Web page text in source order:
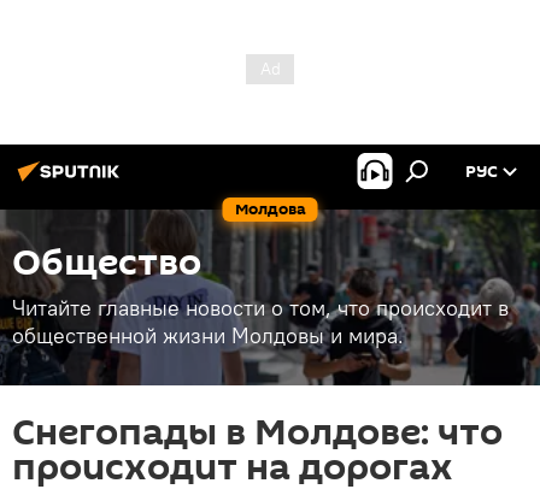
Молдова
РУС
Общество
Читайте главные новости о том, что происходит в
общественной жизни Молдовы и мира.
Снегопады в Молдове: что
происходит на дорогах